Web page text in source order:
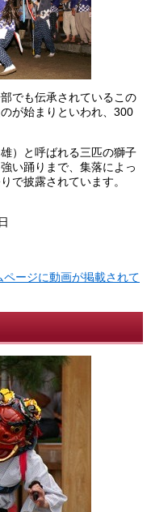
でも伝承されているこの
が始まりといわれ、300
）と呼ばれる三匹の獅子
い踊りまで、集落によっ
で披露されています。
ージに動画が掲載されて